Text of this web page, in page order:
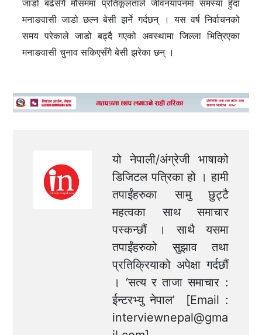
जाडो बढेसँगै मौसममा प्रतिकूलताले जीवनयापनमा समस्या हुँदा
मनाङवासी जाडो छल्न बेसी झर्ने गर्दछन् । यस वर्ष निर्वाचनको
समय परेकाले जाडो बढ्दै गएको अवस्थामा जिल्ला भित्रिएका
मनाङवासी चुनाव सकिएसँगै बेसी झरेका छन् ।
यो नेपाली/अंग्रेजी भाषाको
डिजिटल पत्रिका हो । हामी
तपाईंहरुका सामु छुट्टै
महत्वका साथ समाचार
पस्कन्छौं । साथै यसमा
तपाईंहरुको सुझाव तथा
प्रतिक्रियाको अपेक्षा गर्दछौं
। ‘सत्य र ताजा समाचार :
ईन्टरभ्यु नेपाल’ [Email :
interviewnepal@gma